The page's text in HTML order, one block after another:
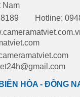
Nam
Hotline:
HÒA - ĐỒNG